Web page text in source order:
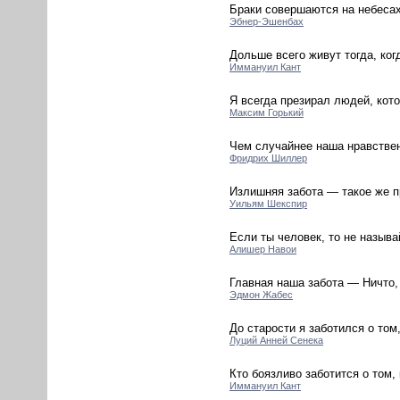
Браки совершаются на
Эбнер-Эшенбах
Дольше всего живут тогда,
Иммануил Кант
Я всегда презирал людей,
Максим Горький
Чем случайнее наша
Фридрих Шиллер
Излишняя забота — такое же
Уильям Шекспир
Если ты человек, то не
Алишер Навои
Главная наша забота —
Эдмон Жабес
До старости я заботился о
Луций Анней Сенека
Кто боязливо заботится о
Иммануил Кант